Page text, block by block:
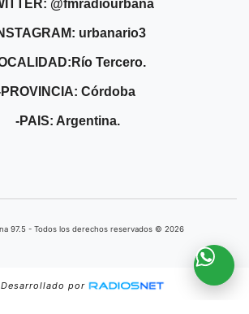
@fmradiourbana
urbanario3
Tercero.
Córdoba
-PAIS: Argentina.
​97.5 - Todos los derechos reservados © 2026
Desarrollado por